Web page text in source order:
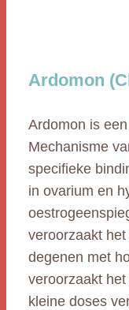
Ardomon
Ardomon is
Mechanisme
specifieke
in ovarium en
veroorzaakt
degenen met
veroorzaakt
kleine doses